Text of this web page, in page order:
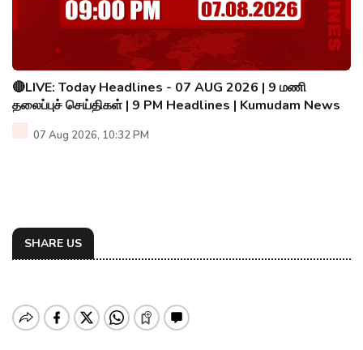
🔴LIVE: Today Headlines - 07 AUG 2026 | 9 மணி
தலைப்புச் செய்திகள் | 9 PM Headlines | Kumudam News
07 Aug 2026, 10:32 PM
SHARE US